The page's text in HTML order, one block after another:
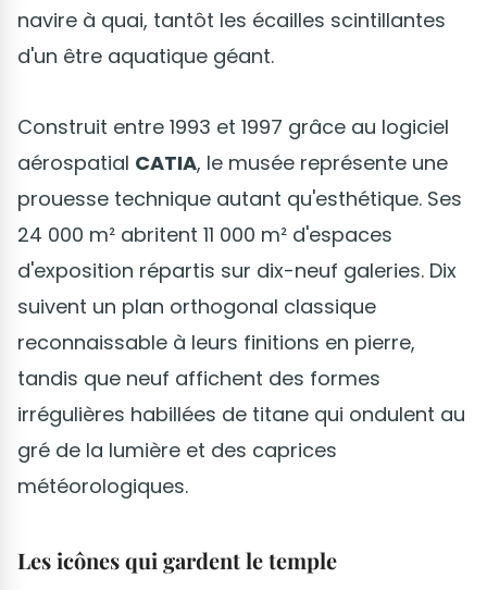
navire à quai, tantôt les écailles scintillantes
d'un être aquatique géant.
Construit entre 1993 et 1997 grâce au logiciel
aérospatial CATIA, le musée représente une
prouesse technique autant qu'esthétique. Ses
24 000 m² abritent 11 000 m² d'espaces
d'exposition répartis sur dix-neuf galeries. Dix
suivent un plan orthogonal classique
reconnaissable à leurs finitions en pierre,
tandis que neuf affichent des formes
irrégulières habillées de titane qui ondulent au
gré de la lumière et des caprices
météorologiques.
Les icônes qui gardent le temple